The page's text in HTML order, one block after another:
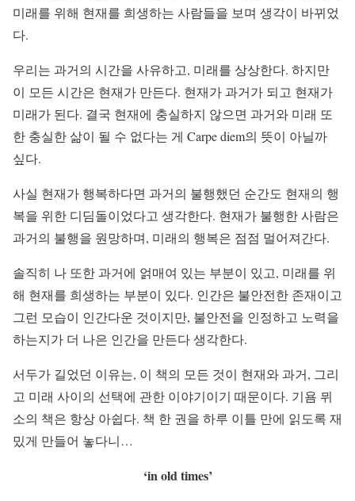
미래를 위해 현재를 희생하는 사람들을 보며 생각이 바뀌었
다.
우리는 과거의 시간을 사유하고, 미래를 상상한다. 하지만
이 모든 시간은 현재가 만든다. 현재가 과거가 되고 현재가
미래가 된다. 결국 현재에 충실하지 않으면 과거와 미래 또
한 충실한 삶이 될 수 없다는 게 Carpe diem의 뜻이 아닐까
싶다.
사실 현재가 행복하다면 과거의 불행했던 순간도 현재의 행
복을 위한 디딤돌이었다고 생각한다. 현재가 불행한 사람은
과거의 불행을 원망하며, 미래의 행복은 점점 멀어져간다.
솔직히 나 또한 과거에 얽매여 있는 부분이 있고, 미래를 위
해 현재를 희생하는 부분이 있다. 인간은 불안전한 존재이고
그런 모습이 인간다운 것이지만, 불안전을 인정하고 노력을
하는지가 더 나은 인간을 만든다 생각한다.
서두가 길었던 이유는, 이 책의 모든 것이 현재와 과거, 그리
고 미래 사이의 선택에 관한 이야기이기 때문이다. 기욤 뮈
소의 책은 항상 아쉽다. 책 한 권을 하루 이틀 만에 읽도록 재
밌게 만들어 놓다니…
‘in old times’